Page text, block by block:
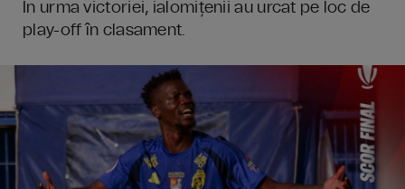
În urma victoriei, ialomițenii au urcat pe loc de
play-off în clasament.